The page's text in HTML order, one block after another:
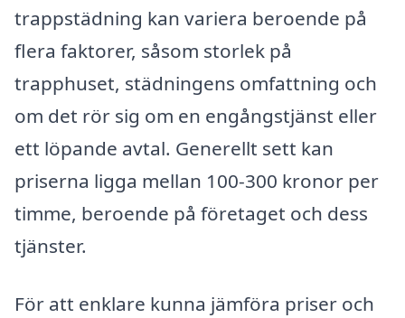
trappstädning kan variera beroende på
flera faktorer, såsom storlek på
trapphuset, städningens omfattning och
om det rör sig om en engångstjänst eller
ett löpande avtal. Generellt sett kan
priserna ligga mellan 100-300 kronor per
timme, beroende på företaget och dess
tjänster.
För att enklare kunna jämföra priser och